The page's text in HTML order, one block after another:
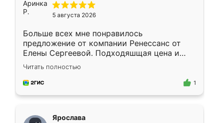
5 августа 2026
Больше всех мне понравилось
предложение от компании Ренессанс от
Елены Сергеевой. Подходяшщая цена и
короткие сроки изготовления. Приехавший
для замера сотрудник Владислав
предложил по моему эскизу самый
Читать полностью
1
Ярослава